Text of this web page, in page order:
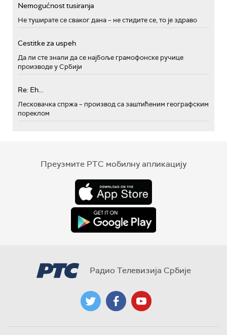
Nemogućnost tusiranja
Не туширате се сваког дана – не стидите се, то је здраво
Cestitke za uspeh
Да ли сте знали да се најбоље грамофонске ручице
производе у Србији
Re: Eh...
Лесковачка спржа – производ са заштићеним географским
пореклом
Преузмите РТС мобилну апликацију
Радио Телевизија Србије